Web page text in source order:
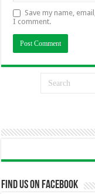
Save my name,
I comment.
Find us on Facebook